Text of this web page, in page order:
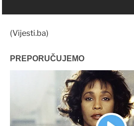
(Vijesti.ba)